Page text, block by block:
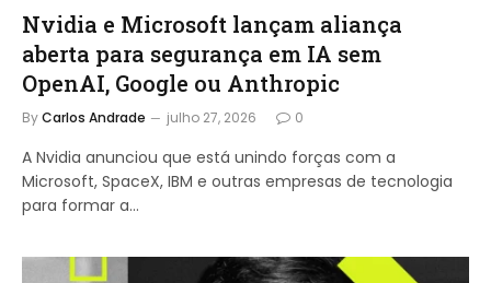
Nvidia e Microsoft lançam aliança
aberta para segurança em IA sem
OpenAI, Google ou Anthropic
ByCarlos Andrade julho 27, 2026 0
A Nvidia anunciou que está unindo forças com a
Microsoft, SpaceX, IBM e outras empresas de tecnologia
para formar a…